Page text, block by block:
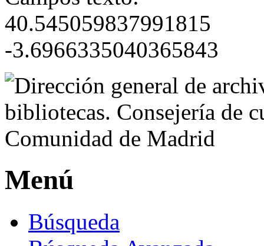
40.545059837991815
-3.6966335040365843
Menú
Búsqueda